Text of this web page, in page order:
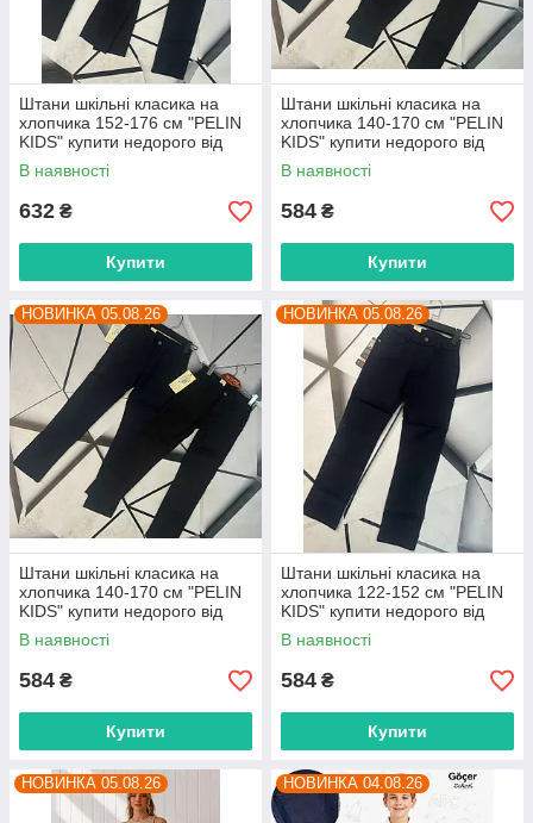
Штани шкільні класика на
хлопчика 152-176 см "PELIN
KIDS" купити недорого від
прямого постачальника
В наявності
632 ₴
Купити
Штани шкільні класика на
хлопчика 140-170 см "PELIN
KIDS" купити недорого від
прямого постачальника
В наявності
584 ₴
Купити
НОВИНКА 05.08.26
Штани шкільні класика на
хлопчика 140-170 см "PELIN
KIDS" купити недорого від
прямого постачальника
В наявності
584 ₴
Купити
НОВИНКА 05.08.26
Штани шкільні класика на
хлопчика 122-152 см "PELIN
KIDS" купити недорого від
прямого постачальника
В наявності
584 ₴
Купити
НОВИНКА 05.08.26 НОВИНКА 04.08.26